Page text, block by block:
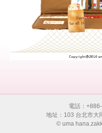
電話：
地址：103 台北市大
© uma